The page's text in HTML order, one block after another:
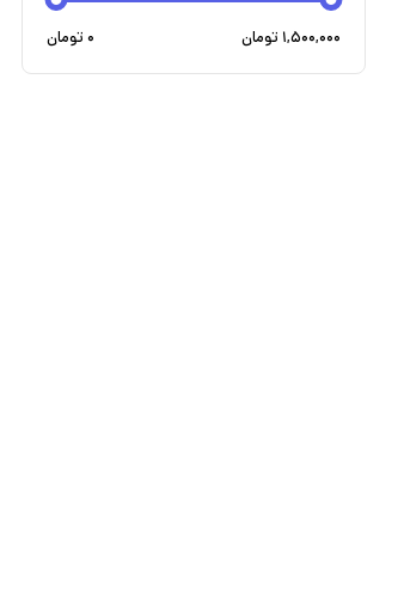
۱,۵۰۰,۰۰۰ تومان ۰ تومان